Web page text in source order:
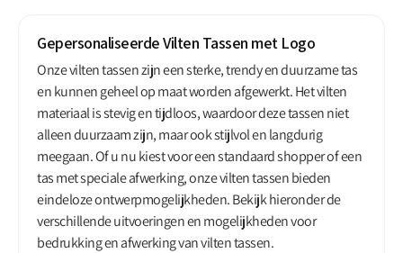
Gepersonaliseerde Vilten Tassen met Logo
Onze vilten tassen zijn een sterke, trendy en duurzame tas
en kunnen geheel op maat worden afgewerkt. Het vilten
materiaal is stevig en tijdloos, waardoor deze tassen niet
alleen duurzaam zijn, maar ook stijlvol en langdurig
meegaan. Of u nu kiest voor een standaard shopper of een
tas met speciale afwerking, onze vilten tassen bieden
eindeloze ontwerpmogelijkheden. Bekijk hieronder de
verschillende uitvoeringen en mogelijkheden voor
bedrukking en afwerking van vilten tassen.